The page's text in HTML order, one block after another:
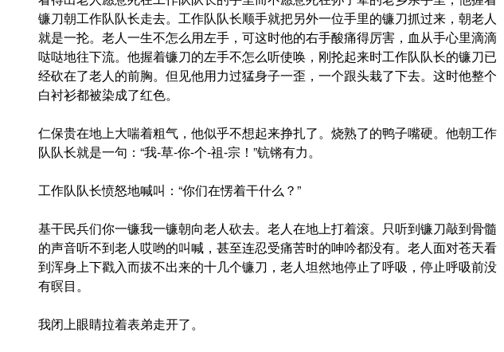
镰刀朝工作队队长走去。工作队队长顺手就把另外一位手里的镰刀抓过来，朝老人
就是一抡。老人一生不怎么用左手，可这时他的右手酸痛得厉害，血从手心里滴滴
哒哒地往下流。他握着镰刀的左手不怎么听使唤，刚抡起来时工作队队长的镰刀已
经砍在了老人的前胸。但见他用力过猛身子一歪，一个跟头栽了下去。这时他整个
白衬衫都被染成了红色。
仁保贵在地上大喘着粗气，他似乎不想起来挣扎了。烧熟了的鸭子嘴硬。他朝工作
队队长就是一句：“我-草-你-个-祖-宗！”钪锵有力。
工作队队长愤怒地喊叫：“你们在愣着干什么？”
基干民兵们你一镰我一镰朝向老人砍去。老人在地上打着滚。只听到镰刀敲到骨髓
的声音听不到老人哎哟的叫喊，甚至连忍受痛苦时的呻吟都没有。老人面对苍天看
到浑身上下戳入而拔不出来的十几个镰刀，老人坦然地停止了呼吸，停止呼吸前没
有暝目。
我闭上眼睛拉着表弟走开了。